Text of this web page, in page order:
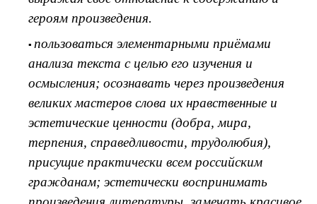
героям произведения.
пользоваться элементарными приёмами
анализа текста с целью его изучения и
осмысления; осознавать через произведения
великих мастеров слова их нравственные и
эстетические ценности (добра, мира,
терпения, справедливости, трудолюбия),
присущие практически всем российским
гражданам; эстетически воспринимать